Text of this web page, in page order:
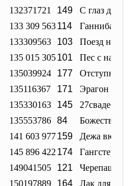
132371721 149
С глаз
133 309 563114
Ганнибал:
133309563 103
Поезд на
135 015 305101
Пес с нами
135039924 177
Отступники
135116367 171
Эрагон
135330163 145
27свадеб
135553786 84
141 603 977159
Дежа вю
145 896 422 174
Гангстер
149041505 121
Черепашки
150197889 164 Лак для